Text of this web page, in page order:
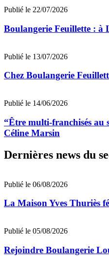
Publié le 22/07/2026
Boulangerie Feuillette :
Publié le 13/07/2026
Chez Boulangerie
Publié le 14/06/2026
“Être multi-franchisés au
Céline Marsin
Dernières news du
Publié le 06/08/2026
La Maison Yves Thuriès
Publié le 05/08/2026
Rejoindre Boulangerie